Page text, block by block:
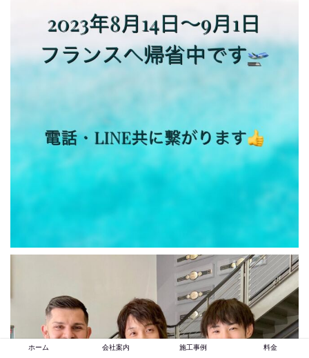
ホーム 会社案内 施工事例 料金